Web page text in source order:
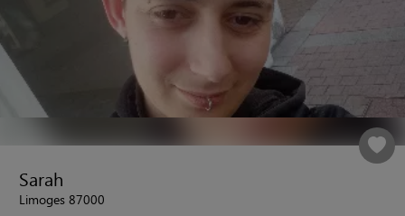
Sarah
Limoges 87000